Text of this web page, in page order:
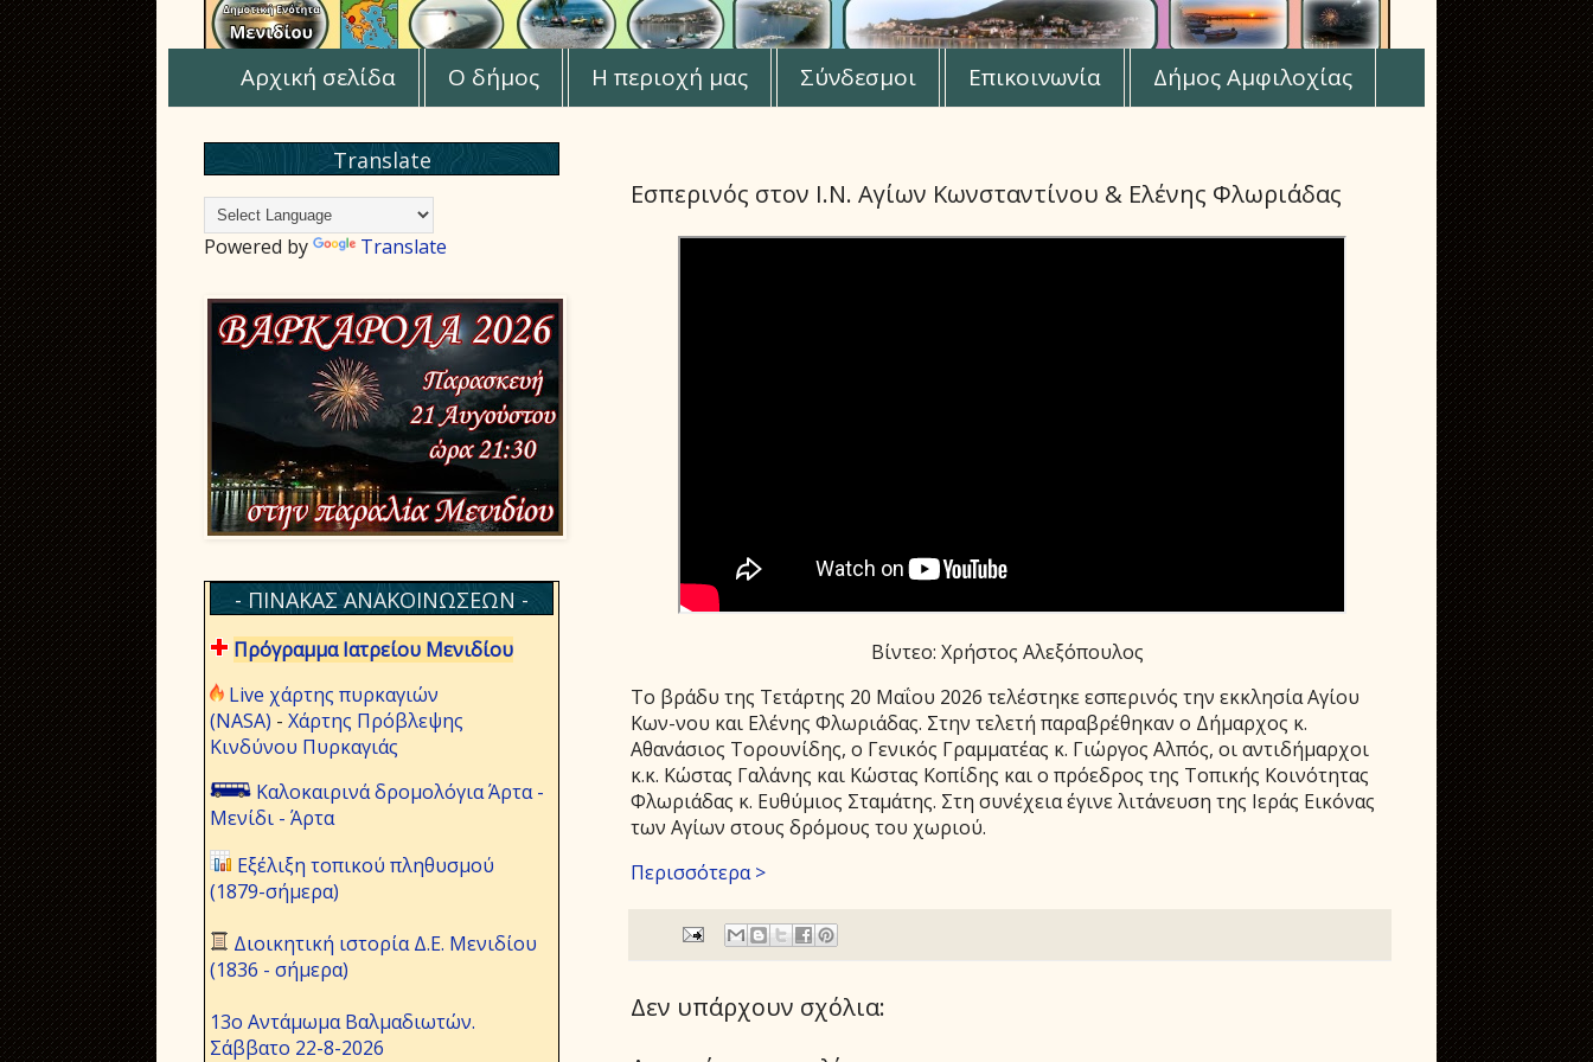
Αρχική σελίδα Ο δήμος Η περιοχή μας Σύνδεσμοι Επικοινωνία Δήμος Αμφιλοχίας
Εσπερινός στον Ι.Ν. Αγίων Κωνσταντίνου & Ελένης Φλωριάδας
Βίντεο: Χρήστος Αλεξόπουλος
Το βράδυ της Τετάρτης 20 Μαΐου 2026 τελέστηκε εσπερινός την εκκλησία Αγίου
Kων-νου και Ελένης Φλωριάδας. Στην τελετή παραβρέθηκαν ο Δήμαρχος κ.
Αθανάσιος Τορουνίδης, ο Γενικός Γραμματέας κ. Γιώργος Αλπός, οι αντιδήμαρχοι
κ.κ. Κώστας Γαλάνης και Κώστας Κοπίδης και ο πρόεδρος της Τοπικής Κοινότητας
Φλωριάδας κ. Ευθύμιος Σταμάτης. Στη συνέχεια έγινε λιτάνευση της Ιεράς Εικόνας
των Αγίων στους δρόμους του χωριού.
Περισσότερα >
Δεν υπάρχουν σχόλια:
Translate
Powered by Translate
- ΠΙΝΑΚΑΣ ΑΝΑΚΟΙΝΩΣΕΩΝ -
Πρόγραμμα Ιατρείου Μενιδίου
Live χάρτης πυρκαγιών
(NASA) - Χάρτης Πρόβλεψης
Κινδύνου Πυρκαγιάς
Καλοκαιρινά δρομολόγια Άρτα -
Μενίδι - Άρτα
Εξέλιξη τοπικού πληθυσμού
(1879-σήμερα)
Διοικητική ιστορία Δ.Ε. Μενιδίου
(1836 - σήμερα)
13ο Αντάμωμα Βαλμαδιωτών.
Σάββατο 22-8-2026